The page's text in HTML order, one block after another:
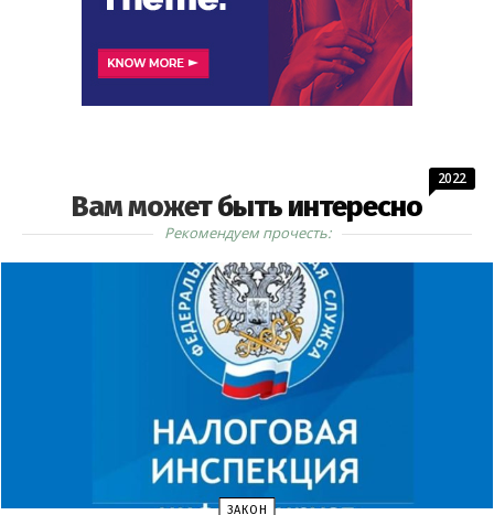
Вам может быть интересно
2022
Рекомендуем прочесть:
ЗАКОН